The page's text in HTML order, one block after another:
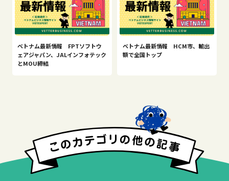
ベトナム最新情報 FPTソフトウ
ェアジャパン、JALインフォテック
とMOU締結
ベトナム最新情報 HCM市、輸出
額で全国トップ